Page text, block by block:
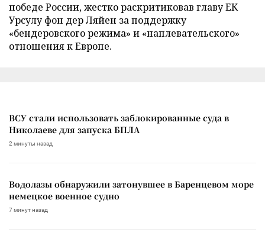
победе России, жестко раскритиковав главу ЕК
Урсулу фон дер Ляйен за поддержку
«бендеровского режима» и «наплевательского»
отношения к Европе.
ВСУ стали использовать заблокированные суда в
Николаеве для запуска БПЛА
2 минуты назад
Водолазы обнаружили затонувшее в Баренцевом море
немецкое военное судно
7 минут назад